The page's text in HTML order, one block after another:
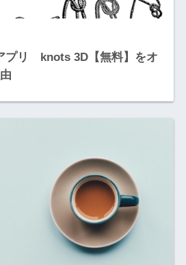
プリ knots 3D【無料】をオ